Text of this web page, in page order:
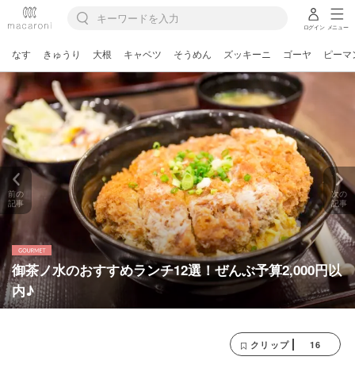
ログイン メニュー
なす きゅうり 大根 キャベツ そうめん ズッキーニ ゴーヤ ピーマ
御茶ノ水のおすすめランチ12選！ぜんぶ予算2,000円以
内♪
前の
記事
次の
記事
クリップ 16